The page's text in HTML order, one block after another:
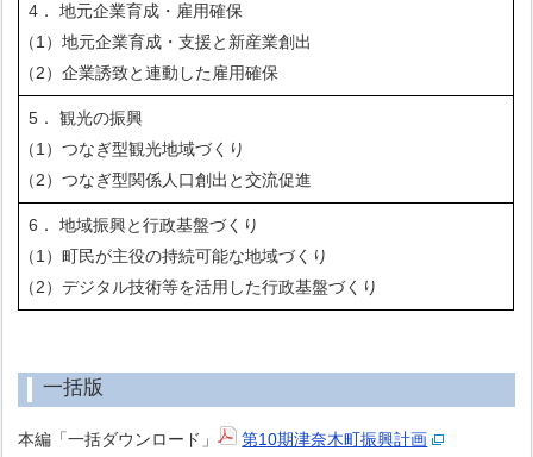
4． 地元企業育成・雇用確保
（1）地元企業育成・支援と新産業創出
（2）企業誘致と連動した雇用確保
5． 観光の振興
（1）つなぎ型観光地域づくり
（2）つなぎ型関係人口創出と交流促進
6． 地域振興と行政基盤づくり
（1）町民が主役の持続可能な地域づくり
（2）デジタル技術等を活用した行政基盤づくり
一括版
本編「一括ダウンロード」 第10期津奈木町振興計画